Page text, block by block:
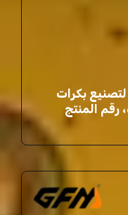
شركة هيتاشي ZX33U-5 لتصنيع بكرات
رقم المنتج